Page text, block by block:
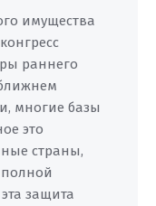
имущества
раннего
многие базы
это
страны,
защита